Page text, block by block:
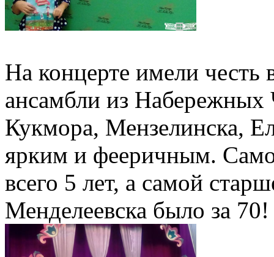
На концерте имели честь
ансамбли из Набережных
Кукмора, Мензелинска,
ярким и фееричным.
всего 5 лет, а самой
Менделеевска было за 70!